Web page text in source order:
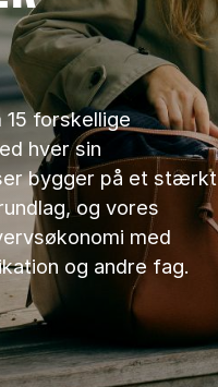
15 forskellige
hver sin
bygger på et stærkt
og vores
med
og andre fag.